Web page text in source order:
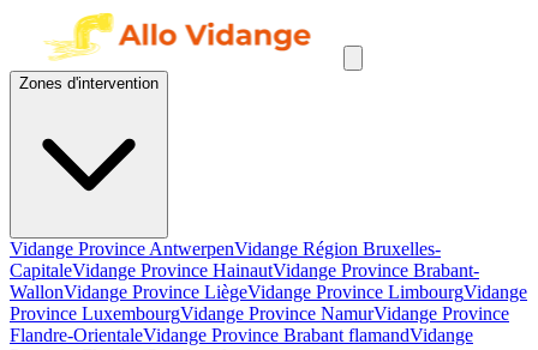
Zones d'intervention
Vidange Province AntwerpenVidange Région Bruxelles-
CapitaleVidange Province HainautVidange Province Brabant-
WallonVidange Province LiègeVidange Province LimbourgVidange
Province LuxembourgVidange Province NamurVidange Province
Flandre-OrientaleVidange Province Brabant flamandVidange